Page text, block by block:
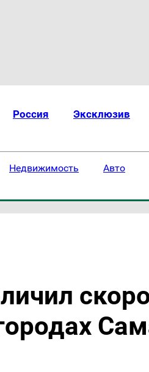
Россия Эксклюзив
Недвижимость Авто